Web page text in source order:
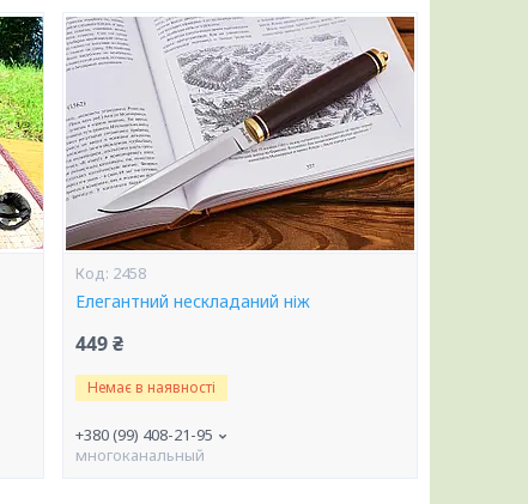
2458
Елегантний нескладаний ніж
449 ₴
Немає в наявності
+380 (99) 408-21-95
многоканальный